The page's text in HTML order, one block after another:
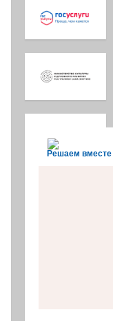
Решаем вместе